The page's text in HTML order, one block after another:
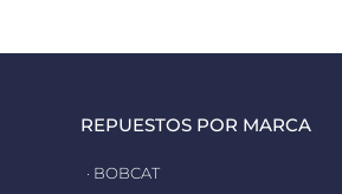
REPUESTOS POR MARCA
· BOBCAT